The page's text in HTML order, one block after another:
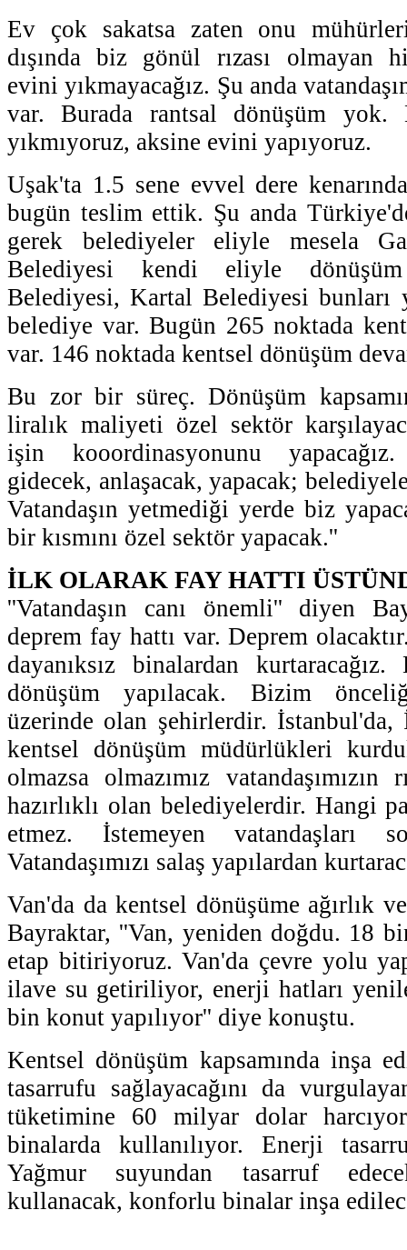
Ev çok sakatsa zaten onu
dışında biz gönül rızası olmayan
evini yıkmayacağız. Şu anda
var. Burada rantsal dönüşüm
yıkmıyoruz, aksine evini yapıyoruz.
Uşak'ta 1.5 sene evvel dere
bugün teslim ettik. Şu anda
gerek belediyeler eliyle mesela
Belediyesi kendi eliyle
Belediyesi, Kartal Belediyesi bunları
belediye var. Bugün 265 noktada
var. 146 noktada kentsel dönüşüm
Bu zor bir süreç. Dönüşüm
liralık maliyeti özel sektör
işin kooordinasyonunu
gidecek, anlaşacak, yapacak;
Vatandaşın yetmediği yerde biz
bir kısmını özel sektör yapacak.''
İLK OLARAK FAY HATTI
''Vatandaşın canı önemli'' diyen
deprem fay hattı var. Deprem
dayanıksız binalardan
dönüşüm yapılacak. Bizim
üzerinde olan şehirlerdir. İstanbul'da,
kentsel dönüşüm müdürlükleri
olmazsa olmazımız vatandaşımızın
hazırlıklı olan belediyelerdir. Hangi
etmez. İstemeyen vatandaşları
Vatandaşımızı salaş yapılardan
Van'da da kentsel dönüşüme ağırlık
Bayraktar, ''Van, yeniden doğdu. 18
etap bitiriyoruz. Van'da çevre yolu
ilave su getiriliyor, enerji hatları
bin konut yapılıyor'' diye konuştu.
Kentsel dönüşüm kapsamında inşa
tasarrufu sağlayacağını da
tüketimine 60 milyar dolar
binalarda kullanılıyor. Enerji
Yağmur suyundan tasarruf
kullanacak, konforlu binalar inşa